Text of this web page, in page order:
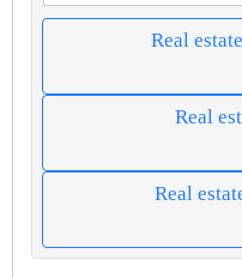
Real
Real
Real